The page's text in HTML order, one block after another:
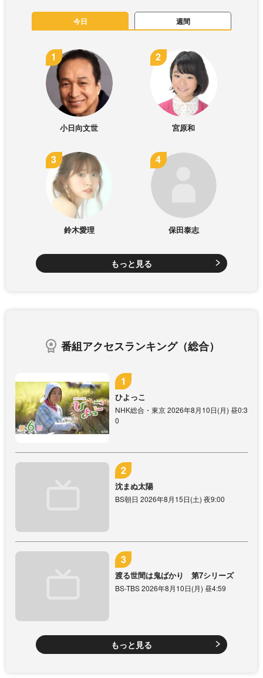
今日 週間
小日向文世 宮原和
鈴木愛理 保田泰志
もっと見る
番組アクセスランキング（総合）
ひよっこ
NHK総合・東京 2026年8月10日(月) 昼0:3
0
沈まぬ太陽
BS朝日 2026年8月15日(土) 夜9:00
渡る世間は鬼ばかり 第7シリーズ
BS-TBS 2026年8月10日(月) 昼4:59
もっと見る